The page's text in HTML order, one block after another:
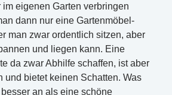
eigenen Garten verbringen
dann nur eine Gartenmöbel-
man zwar ordentlich sitzen, aber
und liegen kann. Eine
da zwar Abhilfe schaffen, ist aber
und bietet keinen Schatten. Was
an als eine schöne